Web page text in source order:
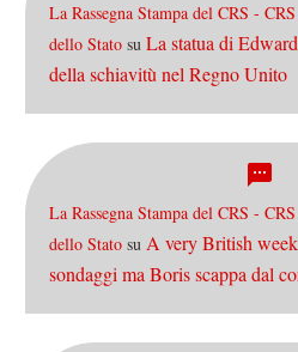
La Rassegna Stampa del CRS -
dello Stato su La statua di
della schiavitù nel Regno Unito
La Rassegna Stampa del CRS -
dello Stato su A very British
sondaggi ma Boris scappa dal